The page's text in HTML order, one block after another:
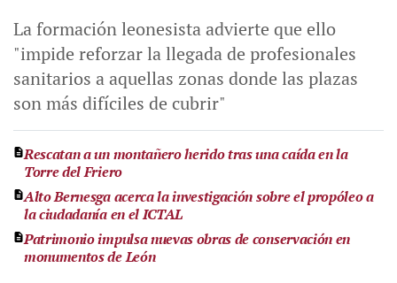
La formación leonesista advierte que ello
"impide reforzar la llegada de profesionales
sanitarios a aquellas zonas donde las plazas
son más difíciles de cubrir"
Rescatan a un montañero herido tras una caída en la
Torre del Friero
Alto Bernesga acerca la investigación sobre el propóleo a
la ciudadanía en el ICTAL
Patrimonio impulsa nuevas obras de conservación en
monumentos de León